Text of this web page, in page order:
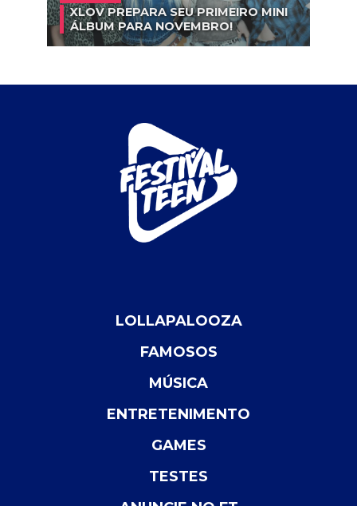
XLOV PREPARA SEU PRIMEIRO MINI
ÁLBUM PARA NOVEMBRO!
LOLLAPALOOZA
FAMOSOS
MÚSICA
ENTRETENIMENTO
GAMES
TESTES